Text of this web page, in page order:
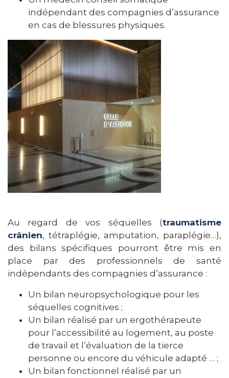
indépendant des compagnies d’assurance
en cas de blessures physiques.
Au regard de vos séquelles (traumatisme
crânien, tétraplégie, amputation, paraplégie…),
des bilans spécifiques pourront être mis en
place par des professionnels de santé
indépendants des compagnies d’assurance :
Un bilan neuropsychologique pour les
séquelles cognitives ;
Un bilan réalisé par un ergothérapeute
pour l’accessibilité au logement, au poste
de travail et l’évaluation de la tierce
personne ou encore du véhicule adapté … ;
Un bilan fonctionnel réalisé par un